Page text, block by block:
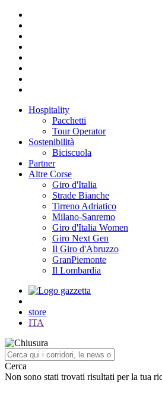
Hospitality
Pacchetti
Tour Operator
Sostenibilità
Biciscuola
Partner
Altre Corse
Giro d'Italia
Strade Bianche
Tirreno Adriatico
Milano-Sanremo
Giro d'Italia Women
Giro Next Gen
Il Giro d'Abruzzo
GranPiemonte
Il Lombardia
store
ITA
Cerca
Non sono stati trovati risultati per la tua